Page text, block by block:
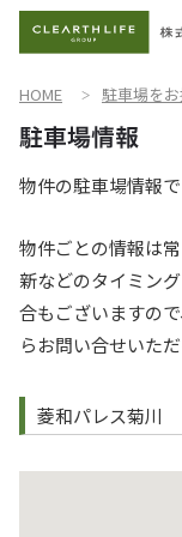
HOME 駐車場を
物件の駐車場情報で
物件ごとの情報は
新などのタイミン
合もございますの
らお問い合せいた
菱和パレス菊川